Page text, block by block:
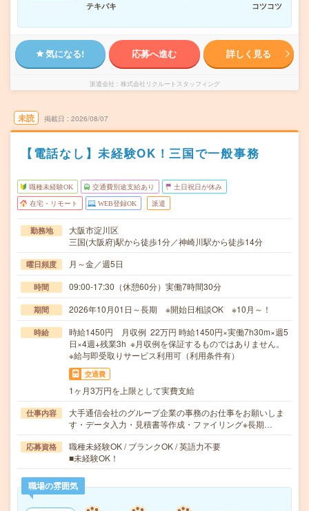
テキパキ
コツコツ
気になる! 応募へ進む 詳しく見る
派遣会社 株式会社リクルートスタッフィング
未読 掲載日 2026/08/07
【電話なし】未経験OK！三国で一般事務
職種未経験OK 交通費別途支給あり 土日祝日が休み
在宅・リモート WEB登録OK 派遣
勤務地
大阪市淀川区
三国(大阪府)駅から徒歩1分／神崎川駅から徒歩14分
曜日頻度 月～金／週5日
時間 09:00-17:30（休憩60分）実働7時間30分
期間 2026年10月01日～長期 ※開始日相談OK ※10月～！
時給
時給1450円 月収例 22万円 時給1450円×実働7h30m×週5
日×4週+残業3h ※月収例を保証するものではありません。
※給与即受取りサービス利用可（利用条件有）
交通費
1ヶ月3万円を上限として実費支給
仕事内容
大手通信会社のグループ企業の事務のお仕事をお願いしま
す・データ入力・見積書等作成・ファイリング※長期…
応募資格
職種未経験OK / ブランクOK / 英語力不要
■未経験OK！
職場の雰囲気